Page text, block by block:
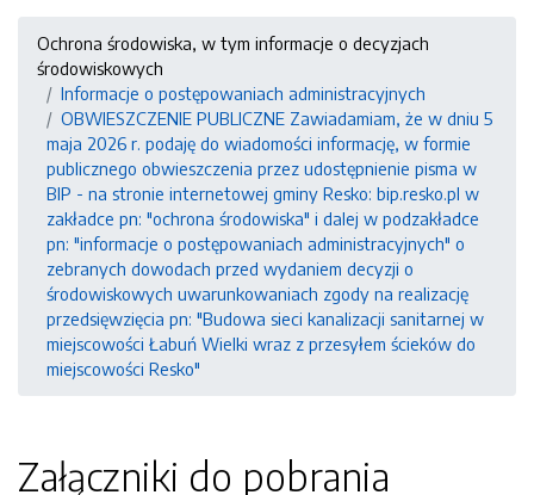
Ochrona środowiska, w tym informacje o decyzjach
środowiskowych
Informacje o postępowaniach administracyjnych
OBWIESZCZENIE PUBLICZNE Zawiadamiam, że w dniu 5
maja 2026 r. podaję do wiadomości informację, w formie
publicznego obwieszczenia przez udostępnienie pisma w
BIP - na stronie internetowej gminy Resko: bip.resko.pl w
zakładce pn: "ochrona środowiska" i dalej w podzakładce
pn: "informacje o postępowaniach administracyjnych" o
zebranych dowodach przed wydaniem decyzji o
środowiskowych uwarunkowaniach zgody na realizację
przedsięwzięcia pn: "Budowa sieci kanalizacji sanitarnej w
miejscowości Łabuń Wielki wraz z przesyłem ścieków do
miejscowości Resko"
Załączniki do pobrania